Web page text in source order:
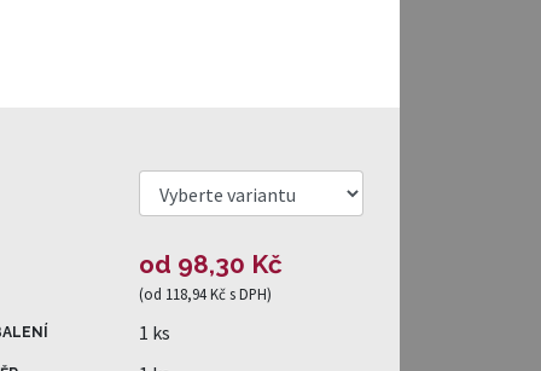
od 98,30 Kč
(od 118,94 Kčs DPH)
1 ks